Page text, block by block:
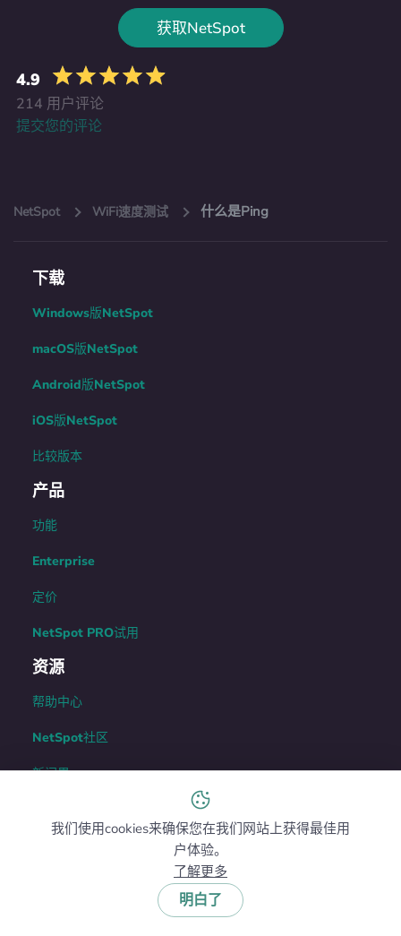
获取NetSpot
4.9
214 用户评论
提交您的评论
NetSpot WiFi速度测试 什么是Ping
下载
Windows版NetSpot
macOS版NetSpot
Android版NetSpot
iOS版NetSpot
比较版本
产品
功能
Enterprise
定价
NetSpot PRO试用
资源
帮助中心
NetSpot社区
新闻界
我们使用cookies来确保您在我们网站上获得最佳用
户体验。
了解更多
明白了